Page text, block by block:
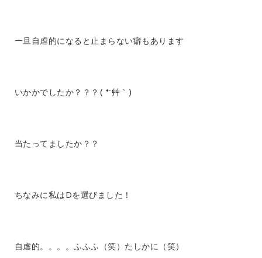
一旦自虐的になると止まらない癖もあります
いかかでしたか？？？( *´艸｀)
当たってましたか？？
ちなみに私はDを選びました！
自虐的。。。。ふふふ（笑）たしかに（笑）